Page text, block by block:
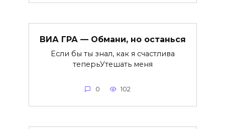
ВИА ГРА — Обмани, но останься
Если бы ты знал, как я счастлива
теперьУтешать меня
0 102